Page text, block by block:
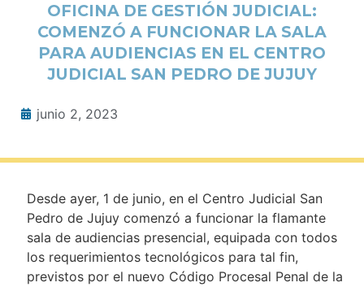
OFICINA DE GESTIÓN JUDICIAL:
COMENZÓ A FUNCIONAR LA SALA
PARA AUDIENCIAS EN EL CENTRO
JUDICIAL SAN PEDRO DE JUJUY
junio 2, 2023
Desde ayer, 1 de junio, en el Centro Judicial San
Pedro de Jujuy comenzó a funcionar la flamante
sala de audiencias presencial, equipada con todos
los requerimientos tecnológicos para tal fin,
previstos por el nuevo Código Procesal Penal de la